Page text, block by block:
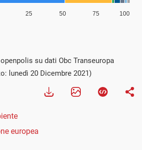
su dati Obc Transeuropa
lunedì 20 Dicembre 2021)
europea